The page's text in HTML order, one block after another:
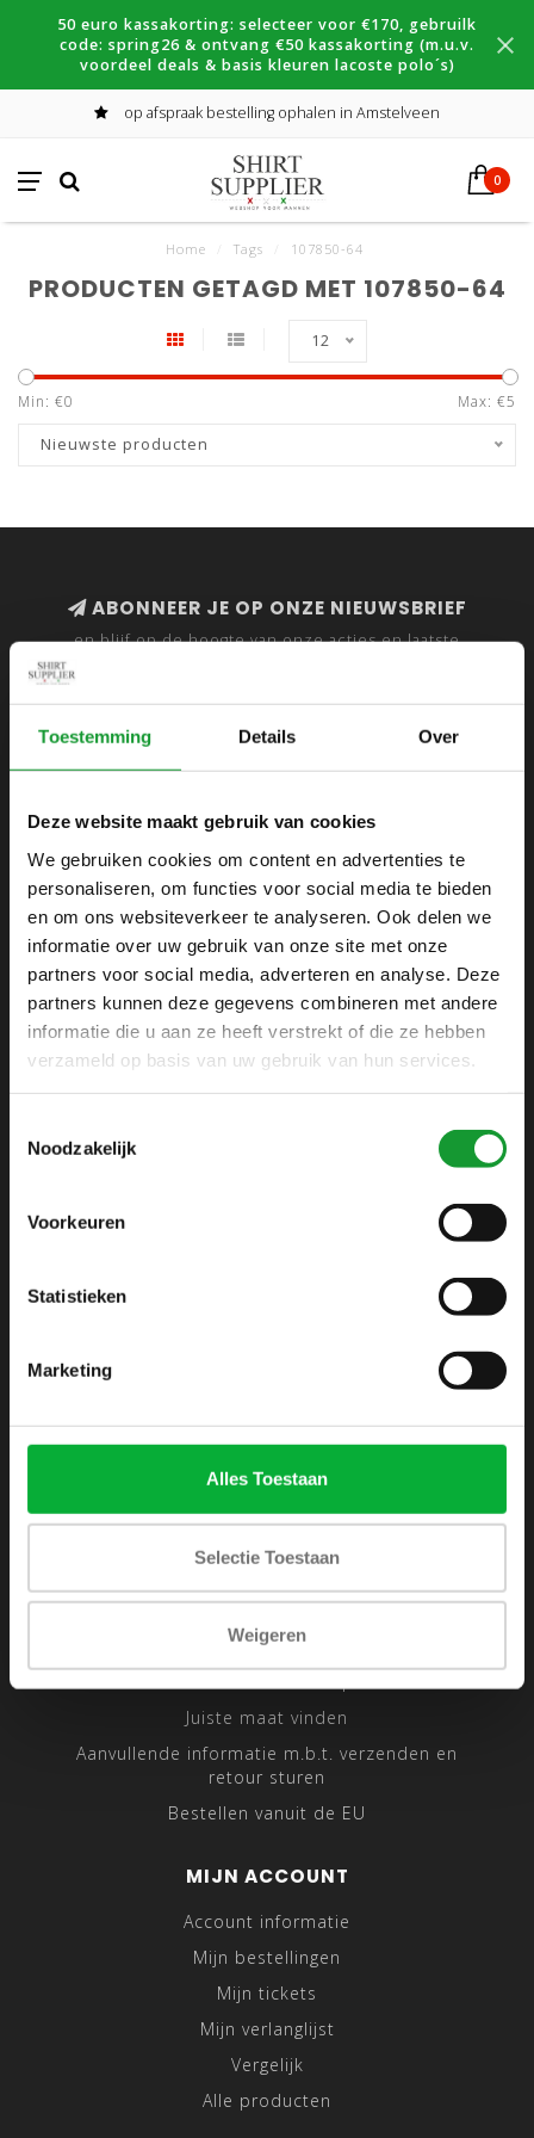
Toestemming Details Over
Deze website maakt gebruik van cookies
We gebruiken cookies om content en advertenties te
personaliseren, om functies voor social media te bieden
en om ons websiteverkeer te analyseren. Ook delen we
informatie over uw gebruik van onze site met onze
partners voor social media, adverteren en analyse. Deze
partners kunnen deze gegevens combineren met andere
informatie die u aan ze heeft verstrekt of die ze hebben
verzameld op basis van uw gebruik van hun services.
Noodzakelijk
Voorkeuren
Statistieken
Marketing
Alles Toestaan
Selectie Toestaan
Weigeren
50 euro kassakorting: selecteer voor €170, gebruilk
code: spring26 & ontvang €50 kassakorting (m.u.v.
voordeel deals & basis kleuren lacoste polo´s)
op afspraak bestelling ophalen in Amstelveen
0
Home Tags 107850-64
PRODUCTEN GETAGD MET 107850-64
12
Min: €0 Max: €5
Nieuwste producten
ABONNEER JE OP ONZE NIEUWSBRIEF
en blijf op de hoogte van onze acties en laatste
SHIRTSUPPLIER.NL
Webshop voor mannen
Zijlijnstraat 24
1433 DC
+31 6 42 52 32 80
+31 6 42 52 32 80
Disclaimer
Privacy Policy
Sitemap
Traveling Tailor
Juiste maat vinden
Aanvullende informatie m.b.t. verzenden en
retour sturen
Bestellen vanuit de EU
MIJN ACCOUNT
Account informatie
Mijn bestellingen
Mijn tickets
Mijn verlanglijst
Vergelijk
Alle producten